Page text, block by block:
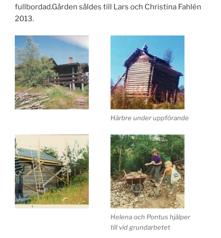
fullbordad.Gården såldes till Lars och Christina Fahlén
2013.
Härbre under uppförande
Helena och Pontus hjälper
till vid grundarbetet